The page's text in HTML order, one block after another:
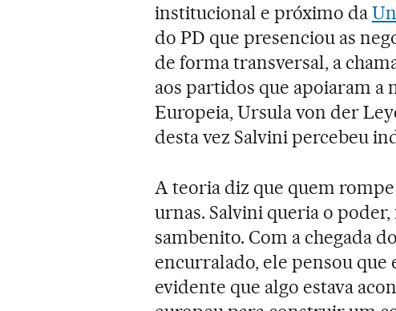
institucional e próximo da
do PD que presenciou as
de forma transversal, a
aos partidos que apoiaram a
Europeia, Ursula von der
desta vez Salvini percebeu
A teoria diz que quem
urnas. Salvini queria o poder,
sambenito. Com a chegada
encurralado, ele pensou
evidente que algo estava